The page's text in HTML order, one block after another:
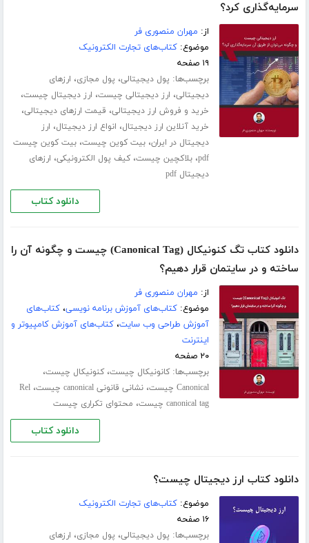
سرمایه‌گذاری کرد؟
از: مهران منصوری فر
موضوع:کتاب‌های تجارت الکترونیک
۱۹ صفحه
برچسب‌ها: پول دیجیتالی، پول مجازی، ارزهای
دیجیتالی، ارز دیجیتالی چیست، ارز دیجیتال چیست،
خرید و فروش ارز دیجیتالی، قیمت ارزهای دیجیتالی،
خرید آنلاین ارز دیجیتال، انواع ارز دیجیتال، ارز
دیجیتال در ایران،بیت کوین چیست،بیت کوین چیست
pdf،بلاکچین چیست،کیف پول الکترونیکی، ارزهای
دیجیتال pdf
دانلود کتاب
دانلود کتاب تگ کنونیکال (Canonical Tag) چیست و چگونه آن را
ساخته و در سایتمان قرار دهیم؟
از: مهران منصوری فر
موضوع:کتاب‌های آموزش برنامه نویسی،کتاب‌های
آموزش طراحی وب سایت،کتاب‌های آموزش کامپیوتر و
اینترنت
۲۰ صفحه
برچسب‌ها:کانونیکال چیست،کنونیکال چیست،
Canonical چیست ،نشانی قانونی canonical چیست ،Rel
canonical tag چیست
، محتوای تکراری چیست
دانلود کتاب
دانلود کتاب ارز دیجیتال چیست؟
موضوع:کتاب‌های تجارت الکترونیک
۱۶ صفحه
برچسب‌ها: پول دیجیتالی، پول مجازی، ارزهای